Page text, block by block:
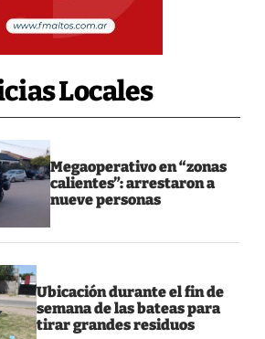
Locales
Megaoperativo en “zonas
calientes”: arrestaron a
nueve personas
Ubicación durante el fin de
semana de las bateas para
tirar grandes residuos